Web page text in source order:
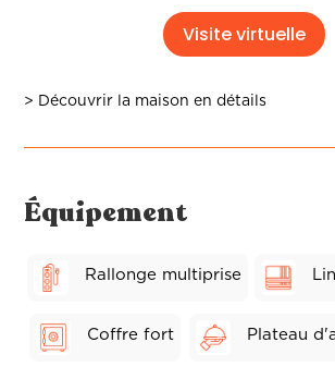
Visite virtuelle
> Découvrir la maison en détails
Équipement
Rallonge multiprise
Coffre fort Plateau